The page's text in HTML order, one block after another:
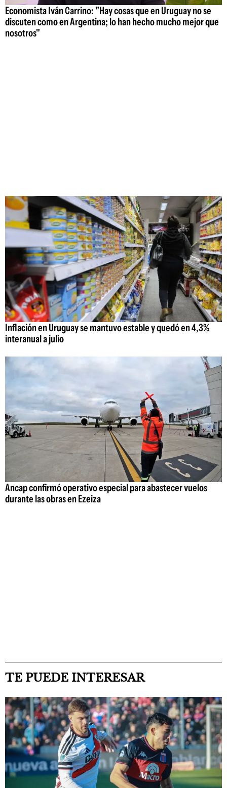
Economista Iván Carrino: "Hay cosas que en Uruguay no se
discuten como en Argentina; lo han hecho mucho mejor que
nosotros"
Inflación en Uruguay se mantuvo estable y quedó en 4,3%
interanual a julio
Ancap confirmó operativo especial para abastecer vuelos
durante las obras en Ezeiza
TE PUEDE INTERESAR